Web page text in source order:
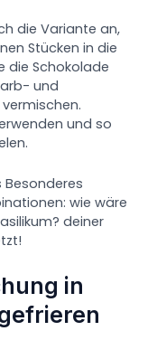
die Variante an,
Stücken in die
die Schokolade
und
und so
wie wäre
deiner
in